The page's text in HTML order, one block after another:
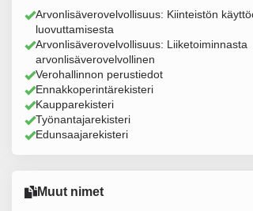
Arvonlisäverovelvollisuus: Kiinteistön
luovuttamisesta
Arvonlisäverovelvollisuus: Liiketoiminnasta
arvonlisäverovelvollinen
Verohallinnon perustiedot
Ennakkoperintärekisteri
Kaupparekisteri
Työnantajarekisteri
Edunsaajarekisteri
Muut nimet